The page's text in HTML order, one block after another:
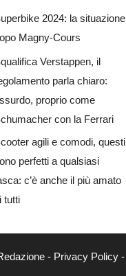
2024: la situazione
Magny-Cours
Verstappen, il
parla chiaro:
proprio come
con la Ferrari
agili e comodi, questi
perfetti a qualsiasi
c’è anche il più amato
tutti
- Privacy Policy-